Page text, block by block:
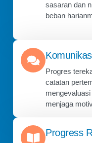
sasaran dan
beban
Progres
catatan
menjaga
Progress